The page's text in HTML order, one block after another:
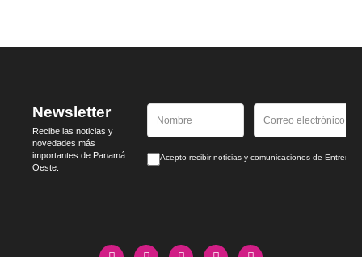
Newsletter
Recibe las noticias y
novedades más
importantes de Panamá
Oeste.
Acepto recibir noticias y comunicaciones de